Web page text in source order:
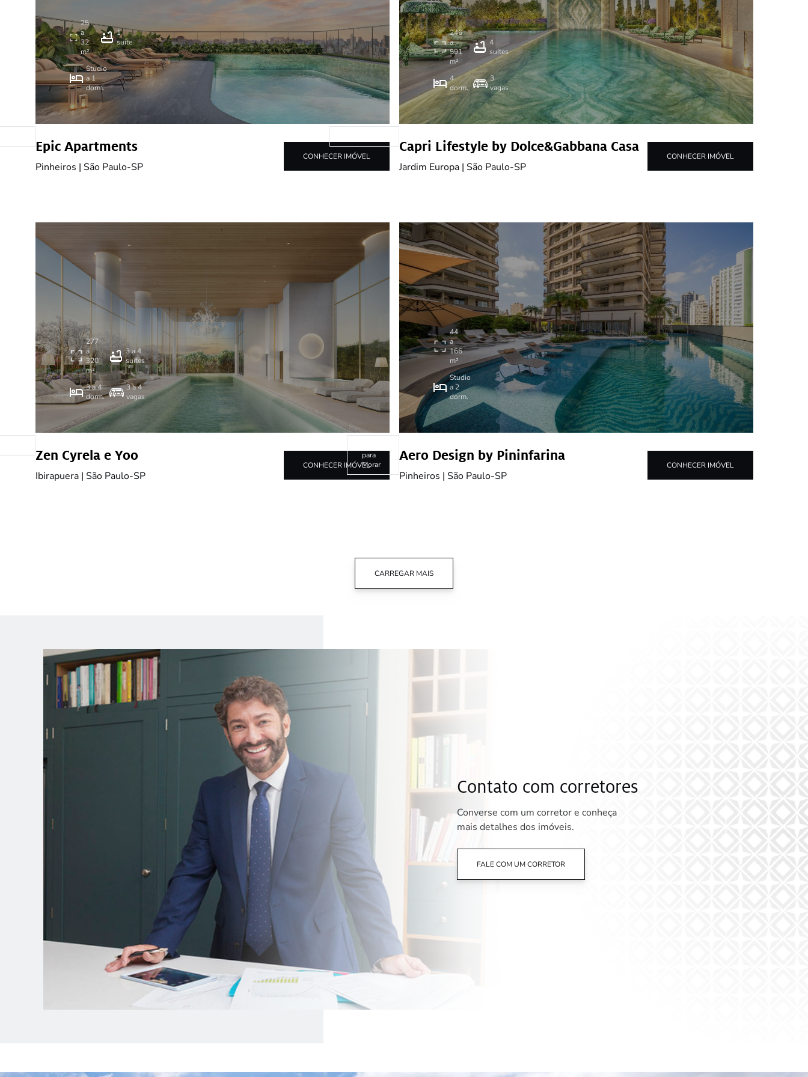
25
a
32
m²
1
suíte
Studio
a 1
dorm.
Epic Apartments
Pinheiros | São Paulo-SP
CONHECER IMÓVEL
246
a
591
m²
4
suítes
4
dorm.
3
vagas
Capri Lifestyle by Dolce&Gabbana Casa
Jardim Europa | São Paulo-SP
CONHECER IMÓVEL
277
a
320
m²
3 a 4
suítes
3 a 4
dorm.
3 a 4
vagas
Zen Cyrela e Yoo
Ibirapuera | São Paulo-SP
CONHECER IMÓVEL
para
Morar
44
a
166
m²
Studio
a 2
dorm.
Aero Design by Pininfarina
Pinheiros | São Paulo-SP
CONHECER IMÓVEL
CARREGAR MAIS
Contato com corretores
Converse com um corretor e conheça
mais detalhes dos imóveis.
FALE COM UM CORRETOR